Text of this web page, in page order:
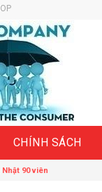
CHÍNH SÁCH
90 viên